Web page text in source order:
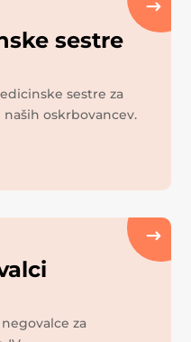
sestre
sestre za
oskrbovancev.
za